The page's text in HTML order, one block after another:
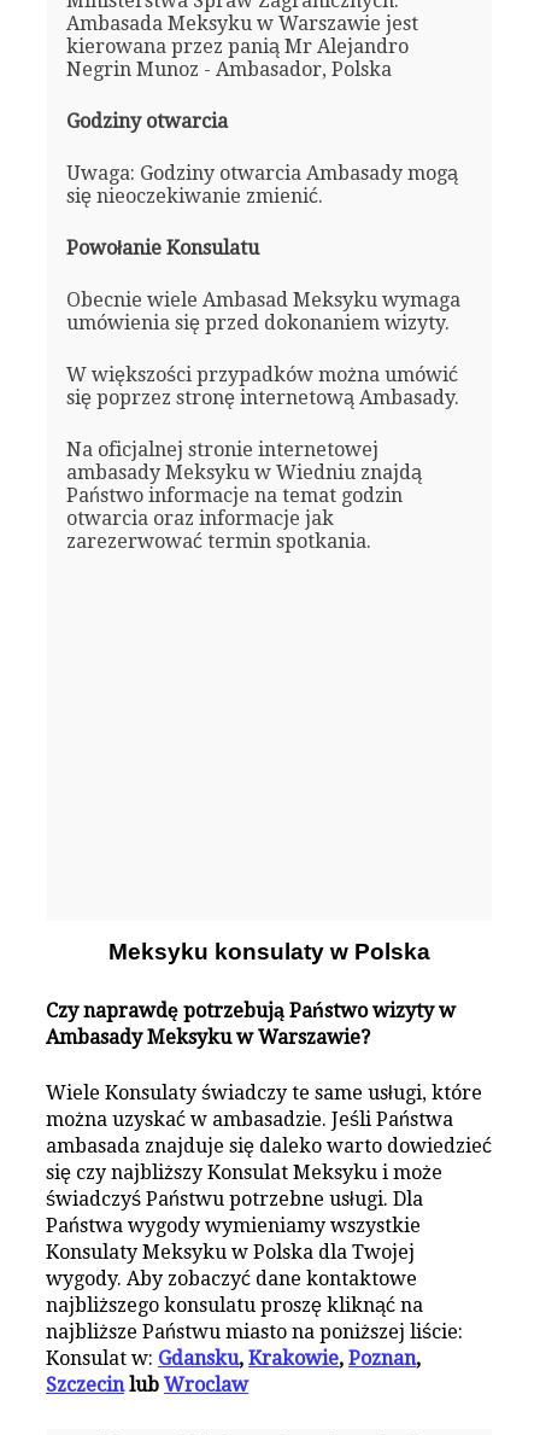
Ambasada Meksyku w Warszawie jest
kierowana przez panią Mr Alejandro
Negrin Munoz - Ambasador, Polska
Godziny otwarcia
Uwaga: Godziny otwarcia Ambasady mogą
się nieoczekiwanie zmienić.
Powołanie Konsulatu
Obecnie wiele Ambasad Meksyku wymaga
umówienia się przed dokonaniem wizyty.
W większości przypadków można umówić
się poprzez stronę internetową Ambasady.
Na oficjalnej stronie internetowej
ambasady Meksyku w Wiedniu znajdą
Państwo informacje na temat godzin
otwarcia oraz informacje jak
zarezerwować termin spotkania.
Meksyku konsulaty w Polska
Czy naprawdę potrzebują Państwo wizyty w
Ambasady Meksyku w Warszawie?
Wiele Konsulaty świadczy te same usługi, które
można uzyskać w ambasadzie. Jeśli Państwa
ambasada znajduje się daleko warto dowiedzieć
się czy najbliższy Konsulat Meksyku i może
świadczyś Państwu potrzebne usługi. Dla
Państwa wygody wymieniamy wszystkie
Konsulaty Meksyku w Polska dla Twojej
wygody. Aby zobaczyć dane kontaktowe
najbliższego konsulatu proszę kliknąć na
najbliższe Państwu miasto na poniższej liście:
Konsulat w: Gdansku,Krakowie,Poznan,
SzczecinlubWroclaw